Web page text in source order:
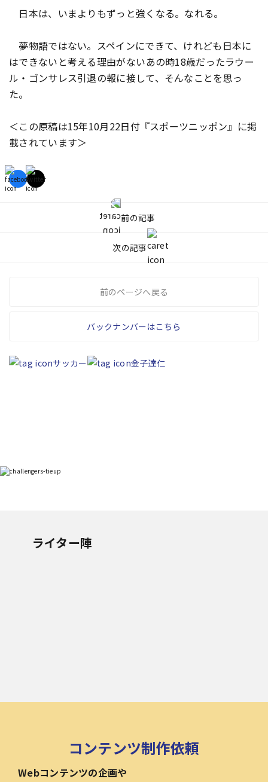
日本は、いまよりもずっと強くなる。なれる。
夢物語ではない。スペインにできて、けれども日本に
はできないと考える理由がない――あの時18歳だったラウー
ル・ゴンサレス引退の報に接して、そんなことを思っ
た。
＜この原稿は15年10月22日付『スポーツニッポン』に掲
載されています＞
前の記事
次の記事
前のページへ戻る
バックナンバーはこちら
サッカー 金子達仁
ライター陣
コンテンツ制作依頼
Webコンテンツの企画や